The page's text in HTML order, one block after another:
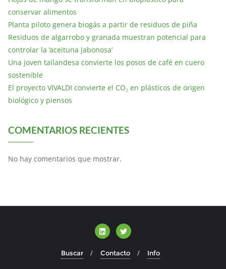
conservar alimentos
Planta piloto genera biogás a partir de residuos de piña
Residuos de algarrobo y granada muestran potencial para
controlar la ‘aceituna jabonosa’
Una joven tailandesa convierte los posos de café en cuero
sostenible
El proyecto VIVALDI convierte el CO₂ en plásticos de origen
biológico y piensos
COMENTARIOS RECIENTES
No hay comentarios que mostrar.
Buscar Contacto Info